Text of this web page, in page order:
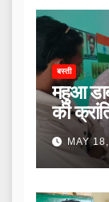
बस्ती
महुआ
की
MAY